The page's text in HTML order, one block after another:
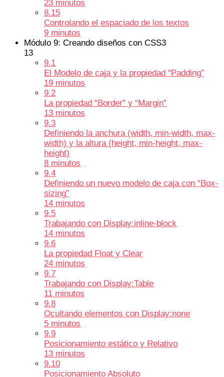
23 minutos
8.15
Controlando el espaciado de los textos
9 minutos
Módulo 9: Creando diseños con CSS3
13
9.1
El Modelo de caja y la propiedad “Padding”
19 minutos
9.2
La propiedad “Border” y “Margin”
13 minutos
9.3
Definiendo la anchura (width, min-width, max-
width) y la altura (height, min-height, max-
height)
8 minutos
9.4
Definiendo un nuevo modelo de caja con “Box-
sizing”
14 minutos
9.5
Trabajando con Display:inline-block
14 minutos
9.6
La propiedad Float y Clear
24 minutos
9.7
Trabajando con Display:Table
11 minutos
9.8
Ocultando elementos con Display:none
5 minutos
9.9
Posicionamiento estático y Relativo
13 minutos
9.10
Posicionamiento Absoluto